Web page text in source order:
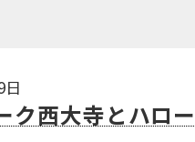
ク西大寺とハロ